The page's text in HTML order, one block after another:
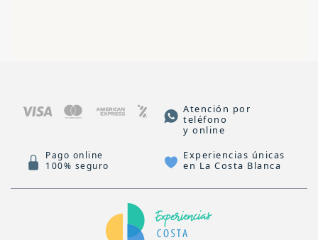
Atención por
teléfono
y online
Pago online
100% seguro
Experiencias únicas
en La Costa Blanca